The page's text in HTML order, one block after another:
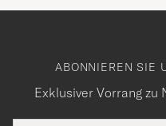
ABONNIEREN SIE
Exklusiver Vorrang zu